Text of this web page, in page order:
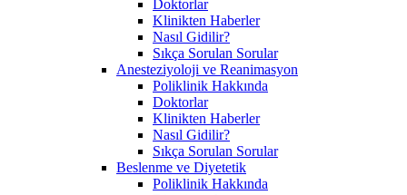
Doktorlar
Klinikten Haberler
Nasıl Gidilir?
Sıkça Sorulan Sorular
Anesteziyoloji ve Reanimasyon
Poliklinik Hakkında
Doktorlar
Klinikten Haberler
Nasıl Gidilir?
Sıkça Sorulan Sorular
Beslenme ve Diyetetik
Poliklinik Hakkında